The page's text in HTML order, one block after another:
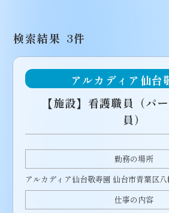
検索結果 3件
アルカディア仙台
【施設】看護職員（パ
員）
勤務の場所
アルカディア仙台敬寿園 仙台市青葉区
仕事の内容